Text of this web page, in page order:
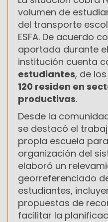
volumen de
del transporte
ESFA. De acuerdo
aportada durante
institución cuenta
estudiantes, de
120 residen en
productivas.
Desde la
se destacó el
propia escuela
organización del
elaboró un
georreferenciado
estudiantes,
propuestas de
facilitar la